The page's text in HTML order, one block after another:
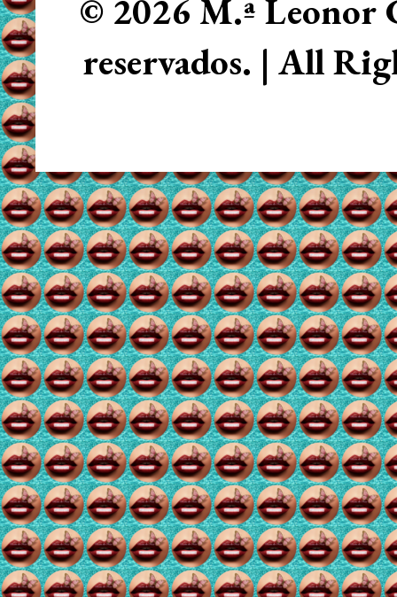
© 2026 M.ª Leonor
reservados. | All